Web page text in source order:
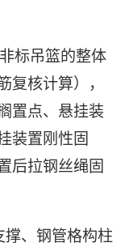
标吊篮的整体
核计算），
置点、悬挂装
装置刚性固
后拉钢丝绳固
、钢管格构柱